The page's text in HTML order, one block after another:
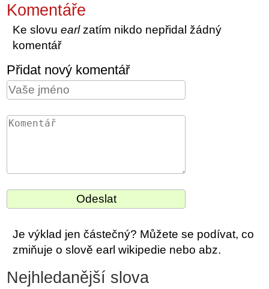
Komentáře
Ke slovuearlzatím nikdo nepřidal žádný
komentář
Přidat nový komentář
Je výklad jen částečný? Můžete se podívat, co
zmiňuje o slově earl wikipedie nebo abz.
Nejhledanější slova